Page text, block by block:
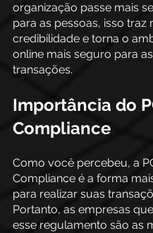
organização passe mais
para as pessoas, isso traz
credibilidade e torna o
online mais seguro para as
transações.
Importância do
Compliance
Como você percebeu, a
Compliance é a forma
para realizar suas
Portanto, as empresas
esse regulamento são as